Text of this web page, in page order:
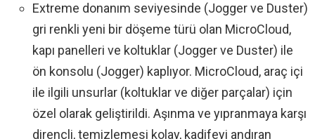
Extreme donanım seviyesinde (Jogger ve Duster)
gri renkli yeni bir döşeme türü olan MicroCloud,
kapı panelleri ve koltuklar (Jogger ve Duster) ile
ön konsolu (Jogger) kaplıyor. MicroCloud, araç içi
ile ilgili unsurlar (koltuklar ve diğer parçalar) için
özel olarak geliştirildi. Aşınma ve yıpranmaya karşı
dirençli, temizlemesi kolay, kadifeyi andıran